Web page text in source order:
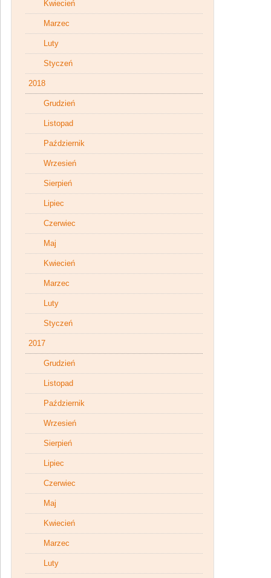
Kwiecień
Marzec
Luty
Styczeń
2018
Grudzień
Listopad
Październik
Wrzesień
Sierpień
Lipiec
Czerwiec
Maj
Kwiecień
Marzec
Luty
Styczeń
2017
Grudzień
Listopad
Październik
Wrzesień
Sierpień
Lipiec
Czerwiec
Maj
Kwiecień
Marzec
Luty